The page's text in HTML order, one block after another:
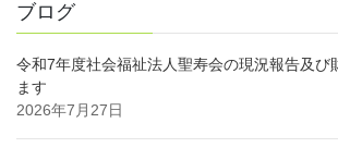
ブログ
令和7年度社会福祉法人聖寿会の現況報告及び
ます
2026年7月27日